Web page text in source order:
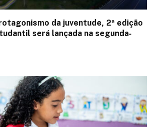
da juventude, 2ª edição
será lançada na segunda-